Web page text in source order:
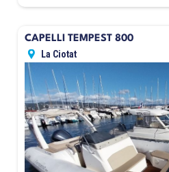
CAPELLI TEMPEST 800
La Ciotat